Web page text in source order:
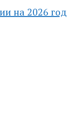
на 2026 год